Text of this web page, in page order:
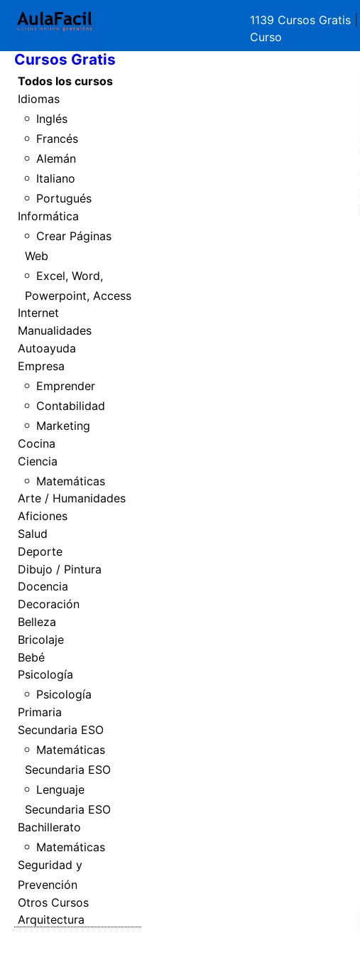
1139 Cursos Gratis
Curso
Inicio
Cursos Gratis
Todos los cursos
Idiomas
Inglés
Francés
Alemán
Italiano
Portugués
Informática
Crear Páginas
Web
Excel, Word,
Powerpoint, Access
Internet
Manualidades
Autoayuda
Empresa
Emprender
Contabilidad
Marketing
Cocina
Ciencia
Matemáticas
Arte / Humanidades
Aficiones
Salud
Deporte
Dibujo / Pintura
Docencia
Decoración
Belleza
Bricolaje
Bebé
Psicología
Psicología
Primaria
Secundaria ESO
Matemáticas
Secundaria ESO
Lenguaje
Secundaria ESO
Bachillerato
Matemáticas
Seguridad y
Prevención
Otros Cursos
Arquitectura